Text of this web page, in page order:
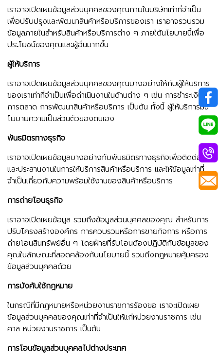
เราอาจเปิดเผยข้อมูลส่วนบุคคลของคุณภายในบริษัทเท่าที่จำเป็น
เพื่อปรับปรุงและพัฒนาสินค้าหรือบริการของเรา เราอาจรวบรวม
ข้อมูลภายในสำหรับสินค้าหรือบริการต่าง ๆ ภายใต้นโยบายนี้เพื่อ
ประโยชน์ของคุณและผู้อื่นมากขึ้น
ผู้ให้บริการ
เราอาจเปิดเผยข้อมูลส่วนบุคคลของคุณบางอย่างให้กับผู้ให้บริการ
ของเราเท่าที่จำเป็นเพื่อดำเนินงานในด้านต่าง ๆ เช่น การชำระเงิน
การตลาด การพัฒนาสินค้าหรือบริการ เป็นต้น ทั้งนี้ ผู้ให้บริการมีน
โยบายความเป็นส่วนตัวของตนเอง
พันธมิตรทางธุรกิจ
เราอาจเปิดเผยข้อมูลบางอย่างกับพันธมิตรทางธุรกิจเพื่อติดต่อ
และประสานงานในการให้บริการสินค้าหรือบริการ และให้ข้อมูลเท่าที่
จำเป็นเกี่ยวกับความพร้อมใช้งานของสินค้าหรือบริการ
การถ่ายโอนธุรกิจ
เราอาจเปิดเผยข้อมูล รวมถึงข้อมูลส่วนบุคคลของคุณ สำหรับการ
ปรับโครงสร้างองค์กร การควบรวมหรือการขายกิจการ หรือการ
ถ่ายโอนสินทรัพย์อื่น ๆ โดยฝ่ายที่รับโอนต้องปฏิบัติกับข้อมูลของ
คุณในลักษณะที่สอดคล้องกับนโยบายนี้ รวมถึงกฎหมายคุ้มครอง
ข้อมูลส่วนบุคคลด้วย
การบังคับใช้กฎหมาย
ในกรณีที่มีกฎหมายหรือหน่วยงานราชการร้องขอ เราจะเปิดเผย
ข้อมูลส่วนบุคคลของคุณเท่าที่จำเป็นให้แก่หน่วยงานราชการ เช่น
ศาล หน่วยงานราชการ เป็นต้น
การโอนข้อมูลส่วนบุคคลไปต่างประเทศ